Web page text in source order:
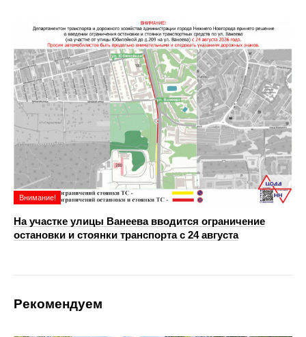
Внимание!
На участке улицы Ванеева вводится ограничение
остановки и стоянки транспорта с 24 августа
Рекомендуем